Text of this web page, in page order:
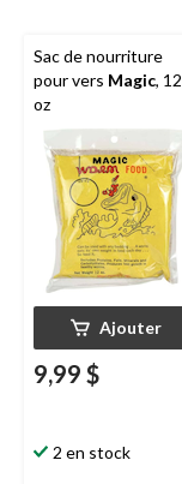
Sac de nourriture
pour vers Magic, 12
oz
Ajouter
9,99 $
2 en stock